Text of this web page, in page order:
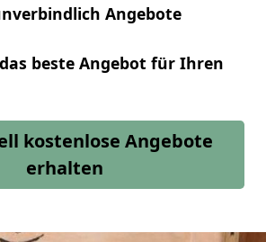
Angebote
beste Angebot für Ihren
kostenlose Angebote
erhalten